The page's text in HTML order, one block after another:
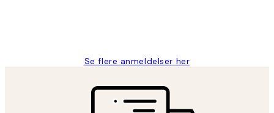
Se flere anmeldelser her